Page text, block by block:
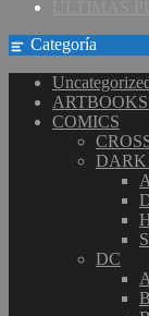
Categoría
COMICS
DARK
DC